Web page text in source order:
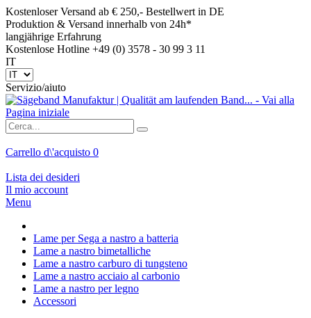
Kostenloser Versand ab € 250,- Bestellwert in DE
Produktion & Versand innerhalb von 24h*
langjährige Erfahrung
Kostenlose Hotline +49 (0) 3578 - 30 99 3 11
IT
Servizio/aiuto
Carrello d\'acquisto 0
Lista dei desideri
Il mio account
Menu
Lame per Sega a nastro a batteria
Lame a nastro bimetalliche
Lame a nastro carburo di tungsteno
Lame a nastro acciaio al carbonio
Lame a nastro per legno
Accessori